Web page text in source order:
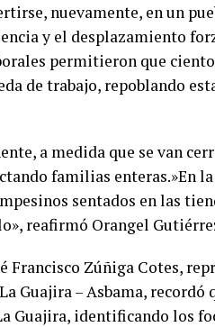
nuevamente, en un
y el desplazamiento
permitieron que
de trabajo, repoblando
a medida que se van
familias enteras.»En
sentados en las
reafirmó Orangel
Francisco Zúñiga Cotes,
Guajira – Asbama,
Guajira, identificando los